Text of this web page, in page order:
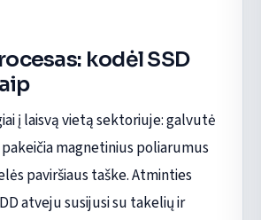
kodėl SSD
į laisvą vietą sektoriuje: galvutė
magnetinius poliarumus
paviršiaus taške. Atminties
atveju susijusi su takelių ir